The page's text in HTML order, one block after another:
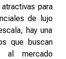
para
de lujo
hay una
que buscan
al mercado